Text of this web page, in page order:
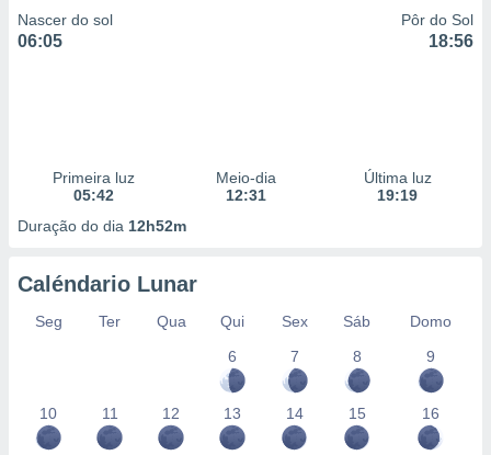
Nascer do sol
06:05
Pôr do Sol
18:56
Primeira luz
05:42
Meio-dia
12:31
Última luz
19:19
Duração do dia 12h52m
Caléndario Lunar
Seg Ter Qua Qui Sex Sáb
Domo
6
7 8 9
10 11 12 13 14 15 16